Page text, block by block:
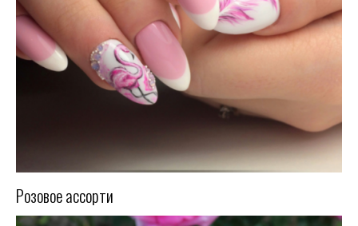
Розовое ассорти